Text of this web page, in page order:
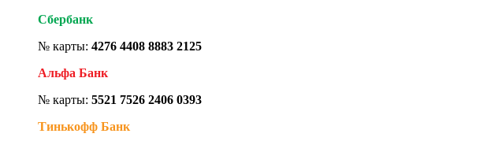
Сбербанк
№ карты: 4276 4408 8883 2125
Альфа Банк
№ карты: 5521 7526 2406 0393
Тинькофф Банк